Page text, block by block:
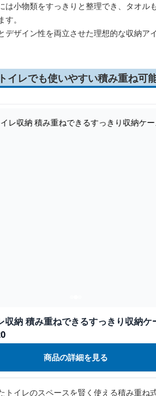
は小物類をすっきりと整理でき、タオ
。
デザイン性を両立させた理想的な収納ア
イレでも使いやすい積み重ね可
収納 積み重ねできるすっきり収納ケ
商品の詳細を見る
トイレのスペースを賢く使える積み重ね